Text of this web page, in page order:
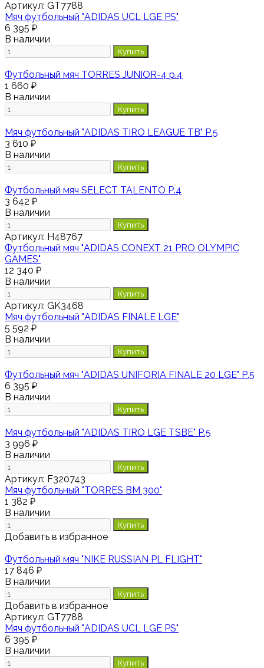
Артикул: GT7788
Мяч футбольный "ADIDAS UCL LGE PS"
6 395 ₽
В наличии
Купить
Футбольный мяч TORRES JUNIOR-4 р.4
1 660 ₽
В наличии
Купить
Мяч футбольный "ADIDAS TIRO LEAGUE TB" Р.5
3 610 ₽
В наличии
Купить
Футбольный мяч SELECT TALENTO Р.4
3 642 ₽
В наличии
Купить
Артикул: H48767
Футбольный мяч "ADIDAS CONEXT 21 PRO OLYMPIC
GAMES"
12 340 ₽
В наличии
Купить
Артикул: GK3468
Мяч футбольный "ADIDAS FINALE LGE"
5 592 ₽
В наличии
Купить
Футбольный мяч "ADIDAS UNIFORIA FINALE 20 LGE" Р.5
6 395 ₽
В наличии
Купить
Мяч футбольный "ADIDAS TIRO LGE TSBE" Р.5
3 996 ₽
В наличии
Купить
Артикул: F320743
Мяч футбольный "TORRES BM 300"
1 382 ₽
В наличии
Купить
Добавить в избранное
Футбольный мяч "NIKE RUSSIAN PL FLIGHT"
17 846 ₽
В наличии
Купить
Добавить в избранное
Артикул: GT7788
Мяч футбольный "ADIDAS UCL LGE PS"
6 395 ₽
В наличии
Купить